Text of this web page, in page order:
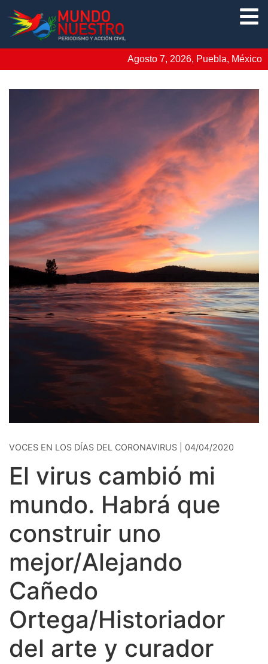
Agosto 7, 2026, Puebla, México
VOCES EN LOS DÍAS DEL CORONAVIRUS | 04/04/2020
El virus cambió mi
mundo. Habrá que
construir uno
mejor/Alejando
Cañedo
Ortega/Historiador
del arte y curador